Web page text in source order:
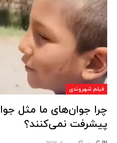
فیلم شهروندی
چرا جوان‌های ما مثل
پیشرفت نمی‌کنند؟